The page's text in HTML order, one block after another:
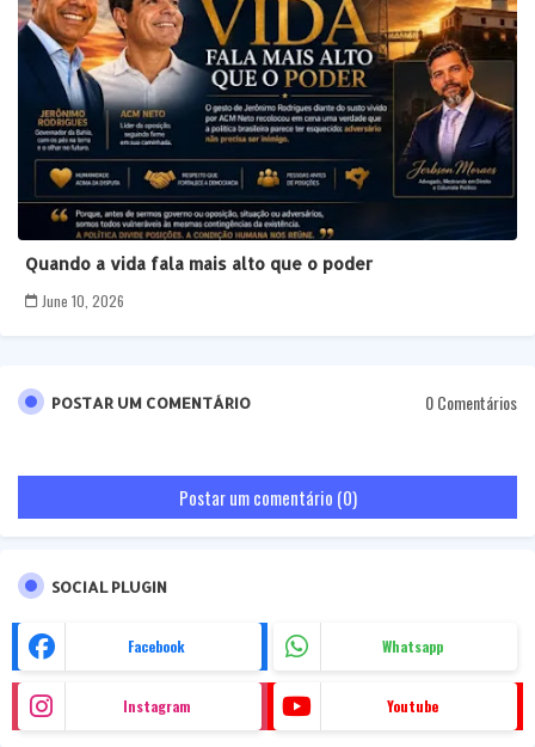
Quando a vida fala mais alto que o poder
June 10, 2026
POSTAR UM COMENTÁRIO 0 Comentários
Postar um comentário (0)
SOCIAL PLUGIN
Facebook Whatsapp
Instagram Youtube